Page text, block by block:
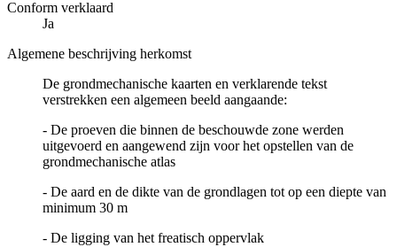
Conform verklaard
Ja
Algemene beschrijving herkomst
De grondmechanische kaarten en verklarende tekst
verstrekken een algemeen beeld aangaande:
- De proeven die binnen de beschouwde zone werden
uitgevoerd en aangewend zijn voor het opstellen van de
grondmechanische atlas
- De aard en de dikte van de grondlagen tot op een diepte van
minimum 30 m
- De ligging van het freatisch oppervlak